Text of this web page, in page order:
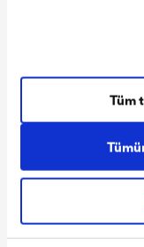
Tüm
Malzeme
Yırtılma dayanımı